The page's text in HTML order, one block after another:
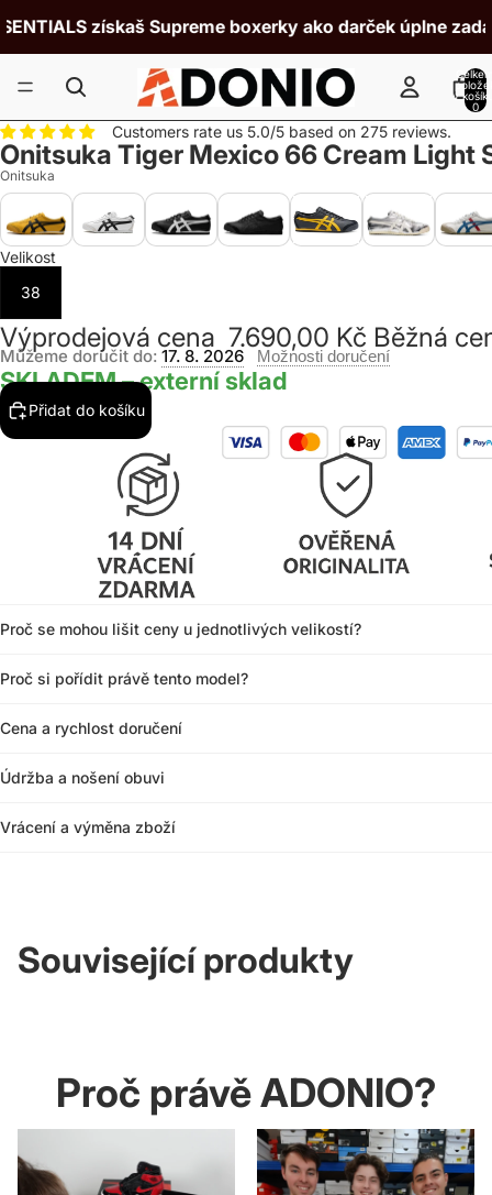
získaš Supreme boxerky ako darček úplne
v
0
Customers rate us 5.0/5 based on 275 reviews.
Onitsuka Tiger Mexico 66 Cream Light
Onitsuka
Velikost
38
Výprodejová cena 7.690,00 Kč Běžná
Můžeme doručit do: 17. 8. 2026 Možnosti doručení
SKLADEM – externí sklad
Přidat do košíku
Proč se mohou lišit ceny u jednotlivých velikostí?
Proč si pořídit právě tento model?
Cena a rychlost doručení
Údržba a nošení obuvi
Vrácení a výměna zboží
Související produkty
Proč právě ADONIO?